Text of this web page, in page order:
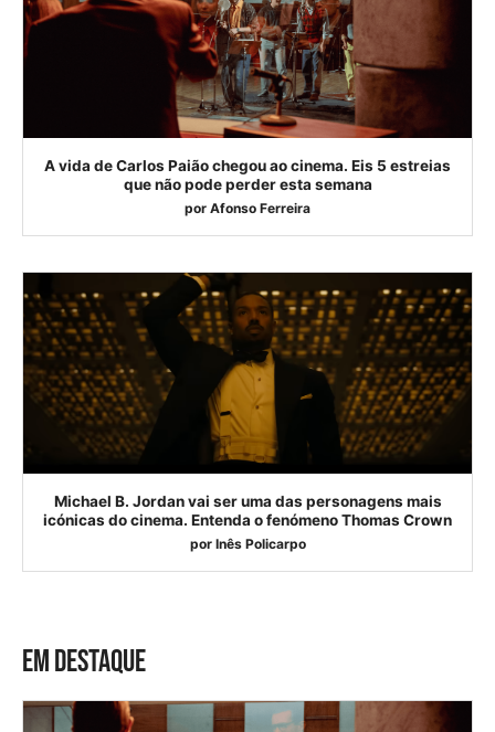
A vida de Carlos Paião chegou ao cinema. Eis 5 estreias
que não pode perder esta semana
por Afonso Ferreira
Michael B. Jordan vai ser uma das personagens mais
icónicas do cinema. Entenda o fenómeno Thomas Crown
por Inês Policarpo
EM DESTAQUE